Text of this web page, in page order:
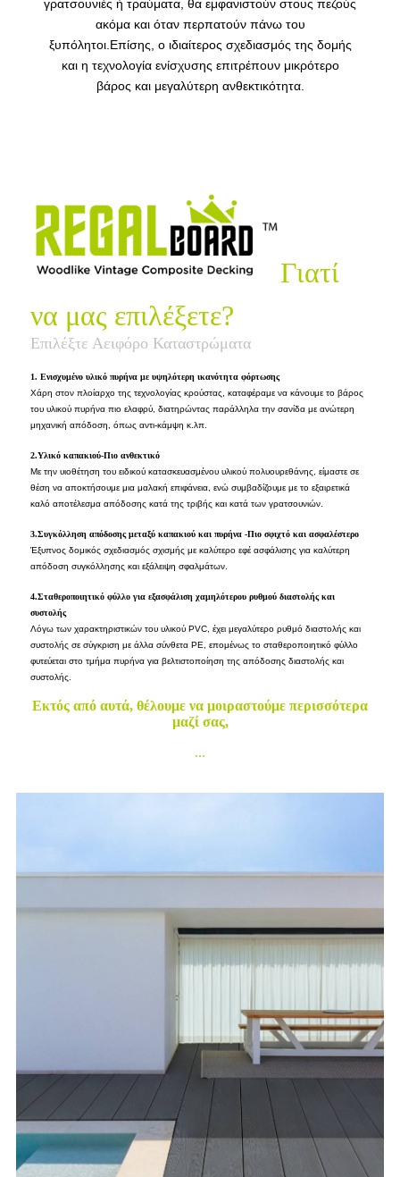
γρατσουνιές ή τραύματα, θα εμφανιστούν στους πεζούς
ακόμα και όταν περπατούν πάνω του
ξυπόλητοι.Επίσης, ο ιδιαίτερος σχεδιασμός της δομής
και η τεχνολογία ενίσχυσης επιτρέπουν μικρότερο
βάρος και μεγαλύτερη ανθεκτικότητα.
Γιατί
να μας επιλέξετε?
Επιλέξτε Αειφόρο Καταστρώματα
1. Ενισχυμένο υλικό πυρήνα με υψηλότερη ικανότητα φόρτωσης
Χάρη στον πλοίαρχο της τεχνολογίας κρούστας, καταφέραμε να κάνουμε το βάρος
του υλικού πυρήνα πιο ελαφρύ, διατηρώντας παράλληλα την σανίδα με ανώτερη
μηχανική απόδοση, όπως αντι-κάμψη κ.λπ.
2.Υλικό καπακιού-Πιο ανθεκτικό
Με την υιοθέτηση του ειδικού κατασκευασμένου υλικού πολυουρεθάνης, είμαστε σε
θέση να αποκτήσουμε μια μαλακή επιφάνεια, ενώ συμβαδίζουμε με το εξαιρετικά
καλό αποτέλεσμα απόδοσης κατά της τριβής και κατά των γρατσουνιών.
3.Συγκόλληση απόδοσης μεταξύ καπακιού και πυρήνα -Πιο σφιχτό και ασφαλέστερο
Έξυπνος δομικός σχεδιασμός σχισμής με καλύτερο εφέ ασφάλισης για καλύτερη
απόδοση συγκόλλησης και εξάλειψη σφαλμάτων.
4.Σταθεροποιητικό φύλλο για εξασφάλιση χαμηλότερου ρυθμού διαστολής και
συστολής
Λόγω των χαρακτηριστικών του υλικού PVC, έχει μεγαλύτερο ρυθμό διαστολής και
συστολής σε σύγκριση με άλλα σύνθετα PE, επομένως το σταθεροποιητικό φύλλο
φυτεύεται στο τμήμα πυρήνα για βελτιστοποίηση της απόδοσης διαστολής και
συστολής.
Εκτός από αυτά, θέλουμε να μοιραστούμε περισσότερα
μαζί σας,
...